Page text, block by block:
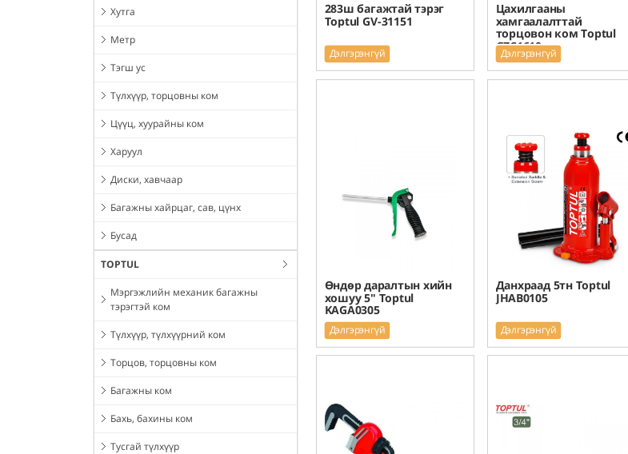
Хутга
Метр
Тэгш ус
Түлхүүр, торцовны ком
Цүүц, хуурайны ком
Харуул
Диски, хавчаар
Багажны хайрцаг, сав, цүнх
Бусад
TOPTUL
Мэргэжлийн механик багажны
тэрэгтэй ком
Түлхүүр, түлхүүрний ком
Торцов, торцовны ком
Багажны ком
Бахь, бахины ком
Тусгай түлхүүр
283ш багажтай тэрэг
Toptul GV-31151
Дэлгэрэнгүй
Цахилгааны
хамгаалалттай
торцовон ком Toptul
GZC1610
Дэлгэрэнгүй
Өндөр даралтын хийн
хошуу 5" Toptul
KAGA0305
Дэлгэрэнгүй
Данхраад 5тн Toptul
JHAB0105
Дэлгэрэнгүй